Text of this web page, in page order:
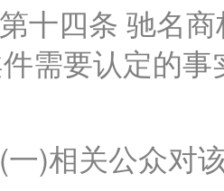
四条 驰名商
需要认定的
相关公众对该